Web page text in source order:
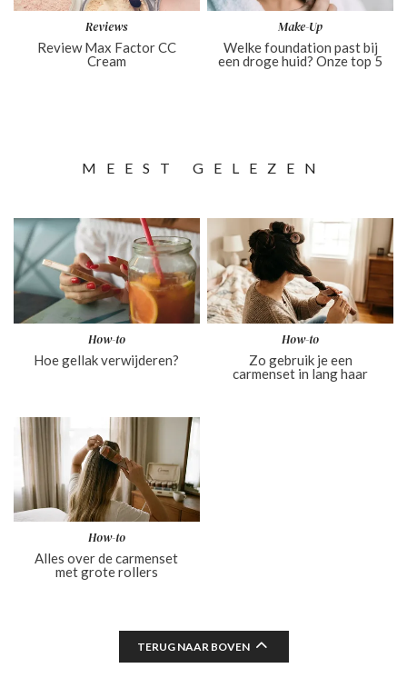
Reviews
Review Max Factor CC
Cream
Make-Up
Welke foundation past bij
een droge huid? Onze top 5
MEEST GELEZEN
How-to
Hoe gellak verwijderen?
How-to
Zo gebruik je een
carmenset in lang haar
How-to
Alles over de carmenset
met grote rollers
TERUG NAAR BOVEN